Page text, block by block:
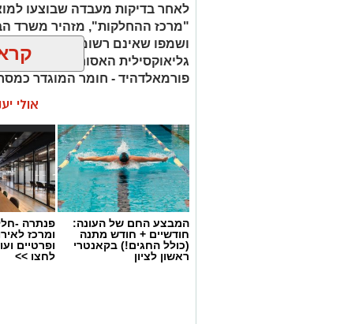
לאחר בדיקות מעבדה שבוצעו
"מרכז ההחלקות", מזהיר משרד
ושמפו שאינם רשומים כחוק.
גליאוקסילית האסורה לשימוש
פורמאלדהיד - חומר המוגדר
אולי
המבצע החם של העונה:
חודשיים + חודש מתנה
(כולל החגים!) בקאנטרי
ראשון לציון
פנתרה -
ומרכז
ופרטיים
לחצו >>